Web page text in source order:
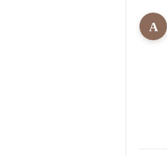
А